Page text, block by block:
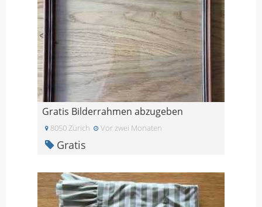
Gratis Bilderrahmen abzugeben
8050 Zürich Vor zwei Monaten
Gratis